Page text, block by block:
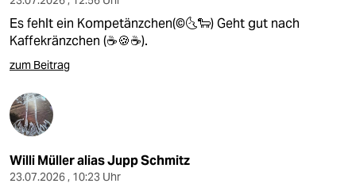
Es fehlt ein Kompetänzchen(©️🌜🐑) Geht gut nach
Kaffekränzchen (☕️🍪☕️).
zum Beitrag
Willi Müller alias Jupp Schmitz
23.07.2026 , 10:23 Uhr